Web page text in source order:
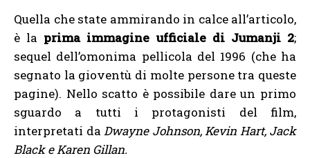
Quella che state ammirando in calce all’articolo,
è la prima immagine ufficiale di Jumanji 2;
sequel dell’omonima pellicola del 1996 (che ha
segnato la gioventù di molte persone tra queste
pagine). Nello scatto è possibile dare un primo
sguardo a tutti i protagonisti del film,
interpretati da Dwayne Johnson, Kevin Hart, Jack
Black e Karen Gillan.